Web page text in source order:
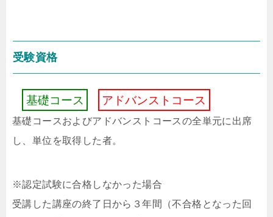
受験資格
基礎コース ア ドバンス ト コース
基礎コースおよびアドバンストコースの全単元に出席
し、単位を取得した者。
※認定試験に合格しなかった場合
受講した講座の終了⽇から３年間（不合格となった回